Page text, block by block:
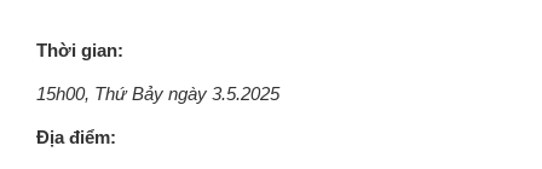
Thời gian:
15h00, Thứ Bảy ngày 3.5.2025
Địa điểm: